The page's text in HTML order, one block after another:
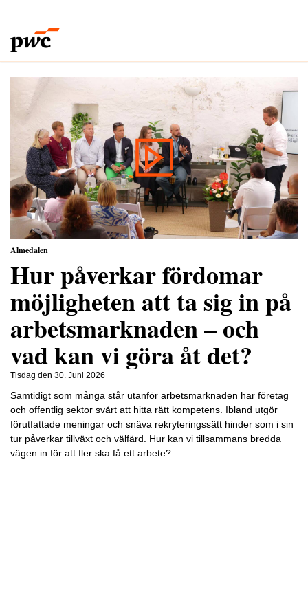
Almedalen
Hur påverkar fördomar
möjligheten att ta sig in på
arbetsmarknaden – och
vad kan vi göra åt det?
Tisdag den 30. Juni 2026
Samtidigt som många står utanför arbetsmarknaden har företag
och offentlig sektor svårt att hitta rätt kompetens. Ibland utgör
förutfattade meningar och snäva rekryteringssätt hinder som i sin
tur påverkar tillväxt och välfärd. Hur kan vi tillsammans bredda
vägen in för att fler ska få ett arbete?